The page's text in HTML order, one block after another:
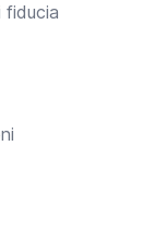
fiducia